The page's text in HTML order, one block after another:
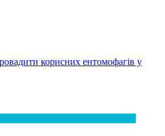
корисних ентомофагів у